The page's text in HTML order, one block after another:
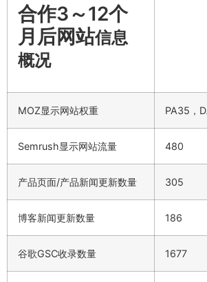
合作3～12个
月后网站信息
概况
MOZ显示网站权重 PA35，
Semrush显示网站流量 480
产品页面/产品新闻更新数量 305
博客新闻更新数量 186
谷歌GSC收录数量 1677